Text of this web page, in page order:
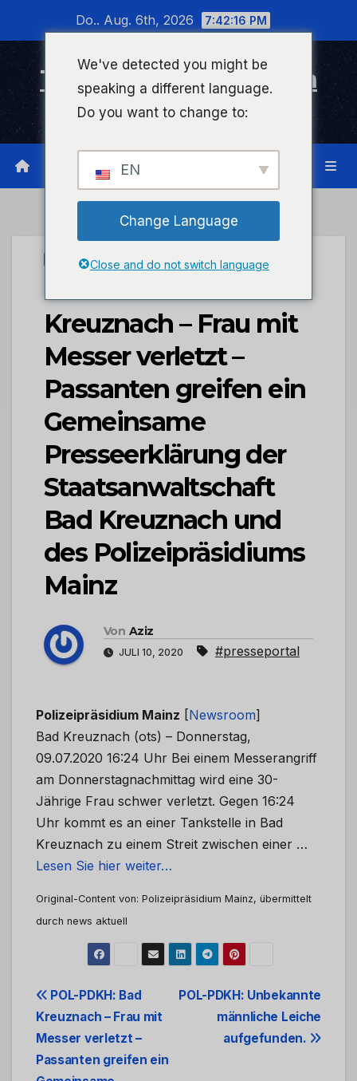
wechseln
Do.. Aug. 6th, 2026 7:42:16 PM
Timeline Bad Kreuznach
Infonetzwerk für Bad Kreuznach
PRESSEPORTAL
POL-PPMZ: Bad
Kreuznach – Frau mit
Messer verletzt –
Passanten greifen ein
Gemeinsame
Presseerklärung der
Staatsanwaltschaft
Bad Kreuznach und
des Polizeipräsidiums
Mainz
Von Aziz
JULI 10, 2020 #presseportal
Polizeipräsidium Mainz [Newsroom]
Bad Kreuznach (ots) – Donnerstag,
09.07.2020 16:24 Uhr Bei einem Messerangriff
am Donnerstagnachmittag wird eine 30-
Jährige Frau schwer verletzt. Gegen 16:24
Uhr kommt es an einer Tankstelle in Bad
Kreuznach zu einem Streit zwischen einer …
Lesen Sie hier weiter…
Original-Content von: Polizeipräsidium Mainz, übermittelt
durch news aktuell
Beitrags-
Navigation
POL-PDKH: Unbekannte
männliche Leiche
aufgefunden.
POL-PDKH: Bad
Kreuznach – Frau mit
Messer verletzt –
Passanten greifen ein
We've detected you might be
speaking a different language.
Do you want to change to:
EN
Change Language
Close and do not switch language